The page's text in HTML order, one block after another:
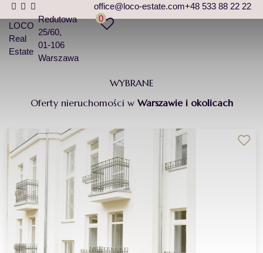
LOCO
Real
Estate
Redutowa
25/60
01-106
Warszawa
office@loco-estate.com+48 533 88 22 22
0
WYBRANE
Oferty nieruchomości w Warszawie i okolicach